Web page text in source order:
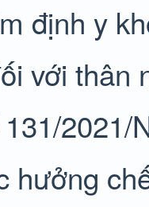
định y
với thân
2021/
hưởng